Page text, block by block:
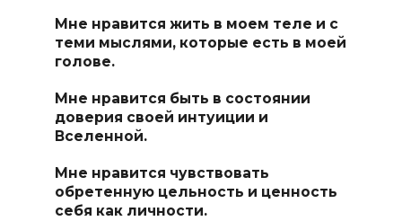
Мне нравится жить в моем теле и с
теми мыслями, которые есть в моей
голове.
Мне нравится быть в состоянии
доверия своей интуиции и
Вселенной.
Мне нравится чувствовать
обретенную цельность и ценность
себя как личности.